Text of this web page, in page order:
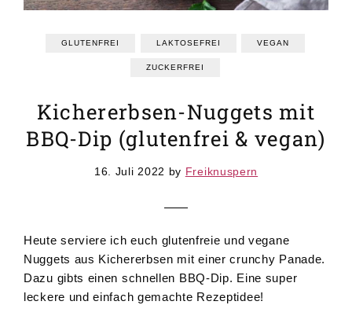
GLUTENFREI LAKTOSEFREI VEGAN
ZUCKERFREI
Kichererbsen-Nuggets mit
BBQ-Dip (glutenfrei & vegan)
16. Juli 2022 by Freiknuspern
Heute serviere ich euch glutenfreie und vegane
Nuggets aus Kichererbsen mit einer crunchy Panade.
Dazu gibts einen schnellen BBQ-Dip. Eine super
leckere und einfach gemachte Rezeptidee!